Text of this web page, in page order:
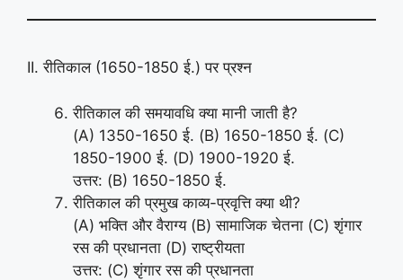
II. रीतिकाल (1650-1850 ई.) पर प्रश्न
रीतिकाल की समयावधि क्या मानी जाती है?
(A) 1350-1650 ई. (B) 1650-1850 ई. (C)
1850-1900 ई. (D) 1900-1920 ई.
उत्तर: (B) 1650-1850 ई.
रीतिकाल की प्रमुख काव्य-प्रवृत्ति क्या थी?
(A) भक्ति और वैराग्य (B) सामाजिक चेतना (C) शृंगार
रस की प्रधानता (D) राष्ट्रीयता
उत्तर: (C) शृंगार रस की प्रधानता